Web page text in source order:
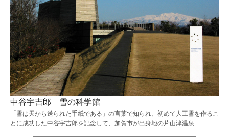
中谷宇吉郎 雪の科学館
「雪は天から送られた手紙である」の言葉で知られ、初めて人工雪を作るこ
とに成功した中谷宇吉郎を記念して、加賀市が出身地の片山津温泉…